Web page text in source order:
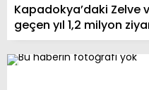
Kapadokya’daki Zelve
geçen yıl 1,2 milyon